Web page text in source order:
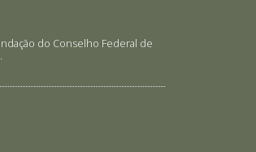
do Conselho Federal de